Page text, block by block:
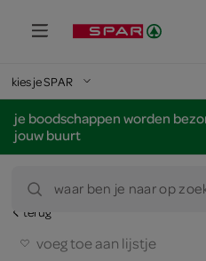
kies je SPAR
je boodschappen worden
jouw buurt
waar ben je naar op
terug
voeg toe aan lijstje